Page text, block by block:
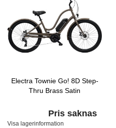
Electra Townie Go! 8D Step-
Thru Brass Satin
Pris saknas
Visa lagerinformation